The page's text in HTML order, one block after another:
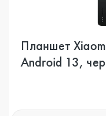
Планшет
Android 13,